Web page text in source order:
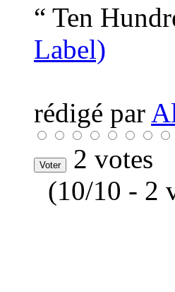
“ Ten
Label)
rédigé par
2 votes
(10/10 - 2